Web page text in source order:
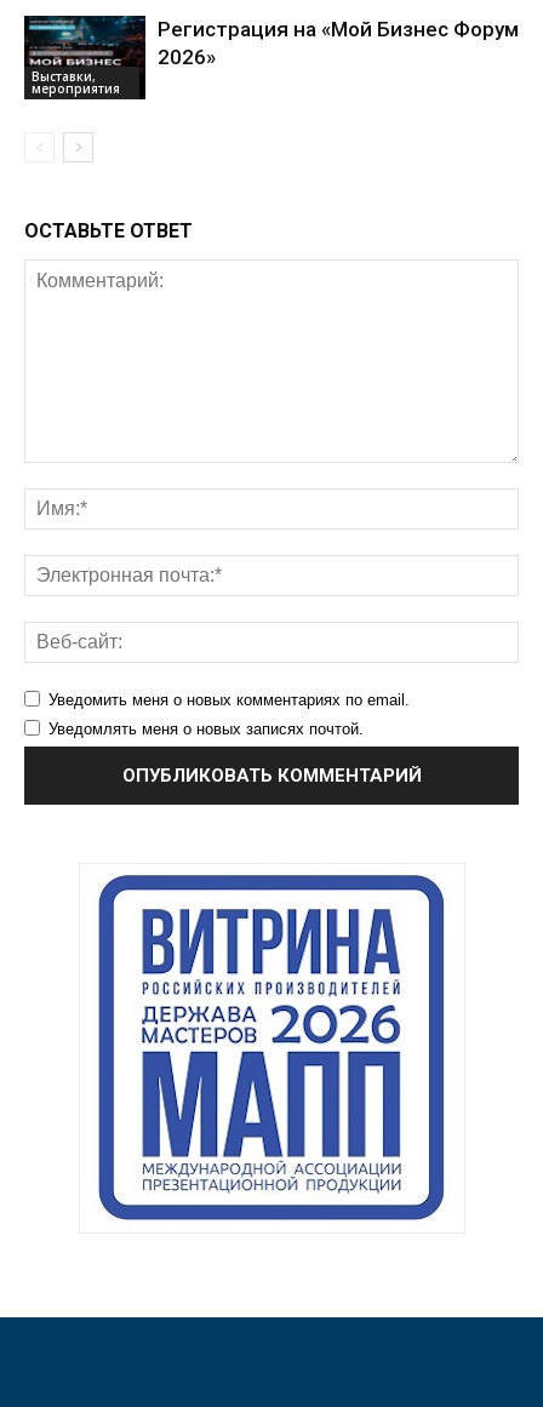
Выставки,
мероприятия
Регистрация на «Мой Бизнес Форум
2026»
ОСТАВЬТЕ ОТВЕТ
Уведомить меня о новых комментариях по email.
Уведомлять меня о новых записях почтой.